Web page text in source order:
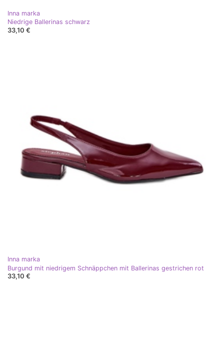
Inna marka
Niedrige Ballerinas schwarz
33,10 €
Inna marka
Burgund mit niedrigem Schnäppchen mit Ballerinas gestrichen rot
33,10 €